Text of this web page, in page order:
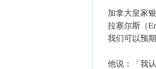
加拿大皇家
拉塞尔斯（
我们可以预
他说：「我